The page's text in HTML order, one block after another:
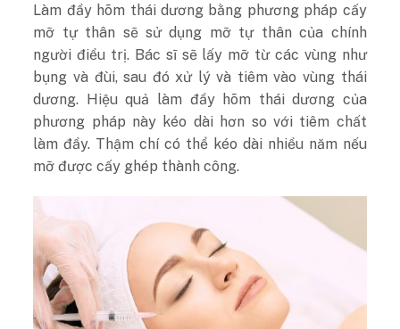
Làm đầy hõm thái dương bằng phương pháp cấy
mỡ tự thân sẽ sử dụng mỡ tự thân của chính
người điều trị. Bác sĩ sẽ lấy mỡ từ các vùng như
bụng và đùi, sau đó xử lý và tiêm vào vùng thái
dương. Hiệu quả làm đầy hõm thái dương của
phương pháp này kéo dài hơn so với tiêm chất
làm đầy. Thậm chí có thể kéo dài nhiều năm nếu
mỡ được cấy ghép thành công.